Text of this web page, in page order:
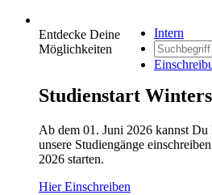
Intern
Entdecke Deine
Möglichkeiten
Studienstart
Ab dem 01. Juni 2026 kannst
unsere Studiengänge
2026 starten.
Hier Einschreiben